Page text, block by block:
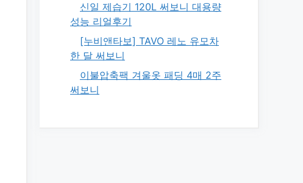
신일 제습기 120L 써보니 대용량
성능 리얼후기
[누비앤타보] TAVO 레노 유모차
한 달 써보니
이불압축팩 겨울옷 패딩 4매 2주
써보니